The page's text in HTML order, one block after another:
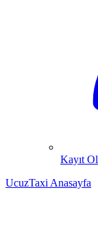
Kayıt Ol
UcuzTaxi Anasayfa